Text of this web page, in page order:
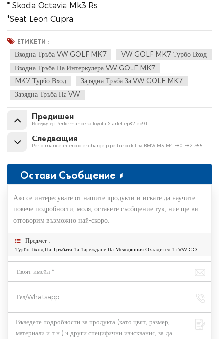
* Skoda Octavia Mk3 Rs
*Seat Leon Cupra
ЕТИКЕТИ :
Входна Тръба VW GOLF MK7
VW GOLF MK7 Турбо Вход
Входна Тръба На Интеркулера VW GOLF MK7
MK7 Турбо Вход
Зарядна Тръба За VW GOLF MK7
Зарядна Тръба На VW
Предишен
Интеркулер Performance за Toyota Starlet ep82 ep91
Следващия
Performance intercooler charge pipe turbo kit за BMW M3 M4 F80 F82 S55
Остави Съобщение
Ако се интересувате от нашите продукти и искате да научите
повече подробности, моля, оставете съобщение тук, ние ще ви
отговорим възможно най-скоро.
Предмет :